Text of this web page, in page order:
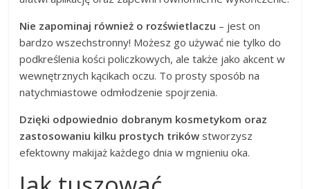
Nie zapominaj również o rozświetlaczu – jest on
bardzo wszechstronny! Możesz go używać nie tylko do
podkreślenia kości policzkowych, ale także jako akcent w
wewnętrznych kącikach oczu. To prosty sposób na
natychmiastowe odmłodzenie spojrzenia.
Dzięki odpowiednio dobranym kosmetykom oraz
zastosowaniu kilku prostych trików stworzysz
efektowny makijaż każdego dnia w mgnieniu oka.